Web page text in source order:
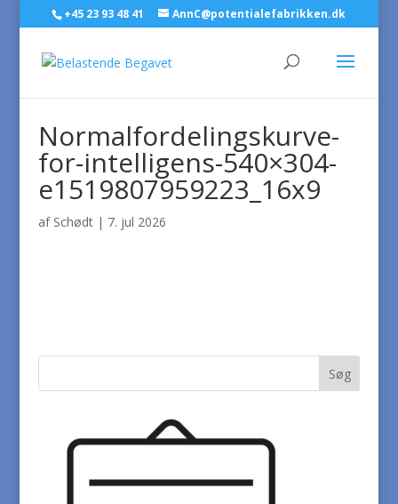
+45 23 93 48 41 AnnC@potentialefabrikken.dk
Normalfordelingskurve-
for-intelligens-540×304-
e1519807959223_16x9
af Schødt| 7. jul 2026